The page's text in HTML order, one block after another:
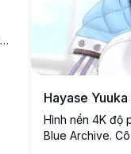
Hayase
Hình nền 4K độ
Blue Archive.